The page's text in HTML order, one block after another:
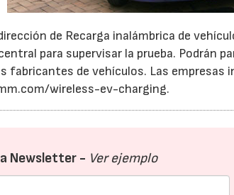
de Recarga inalámbrica de
para supervisar la prueba. Podrán
fabricantes de vehículos. Las empresas
wireless-ev-charging.
Newsletter - Ver ejemplo